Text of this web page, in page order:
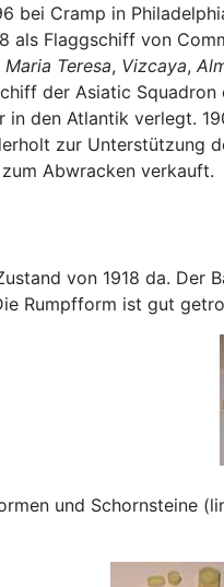
bei Cramp in
als Flaggschiff von
Teresa, Vizcaya,
der Asiatic
in den Atlantik verlegt.
zur Unterstützung
Abwracken verkauft.
von 1918 da. Der
Rumpfform ist gut
und Schornsteine